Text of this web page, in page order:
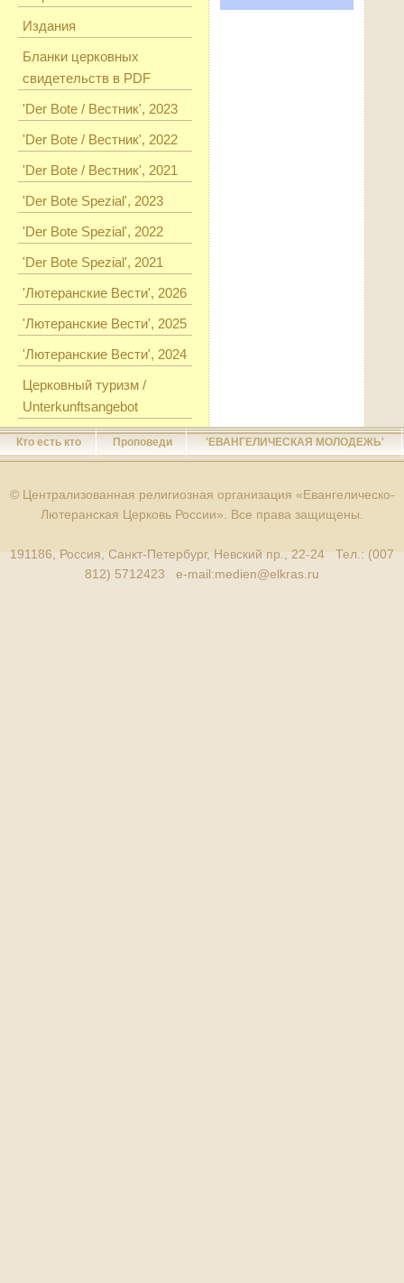
Издания
Бланки церковных
свидетельств в PDF
'Der Bote / Вестник', 2023
'Der Bote / Вестник', 2022
'Der Bote / Вестник', 2021
'Der Bote Spezial', 2023
'Der Bote Spezial', 2022
'Der Bote Spezial', 2021
'Лютеранские Вести', 2026
'Лютеранские Вести', 2025
'Лютеранские Вести', 2024
Церковный туризм /
Unterkunftsangebot
Кто есть кто Проповеди 'ЕВАНГЕЛИЧЕСКАЯ МОЛОДЕЖЬ'
© Централизованная религиозная организация «Евангелическо-
Лютеранская Церковь России». Все права защищены.
191186, Россия, Санкт-Петербург, Невский пр., 22-24 Тел.: (007
812) 5712423 e-mail:medien@elkras.ru